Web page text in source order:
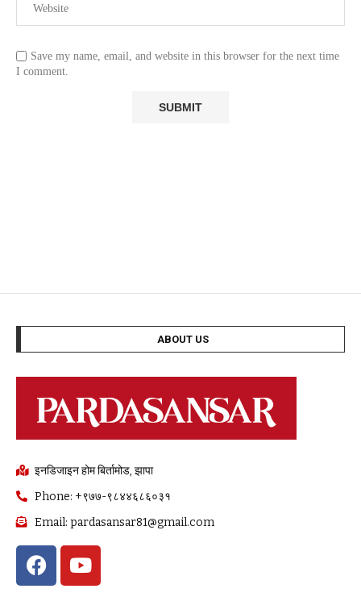
Save my name, email, and website in this browser for the next time
I comment.
ABOUT US
इनडिजाइन होम बिर्तामोड, झापा
Phone: +९७७-९८४४६८६०३१
Email: pardasansar81@gmail.com